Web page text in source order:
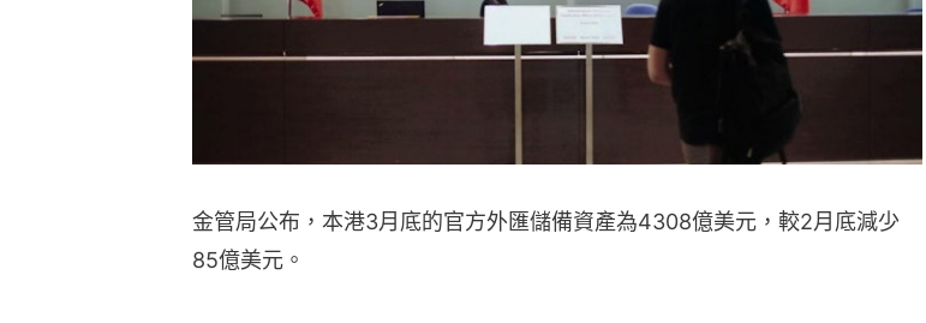
金管局公布，本港3月底的官方外匯儲備資產為4308億美元，較2月底減少
85億美元。